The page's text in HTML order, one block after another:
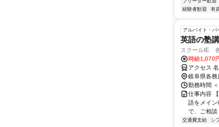
経験者歓迎
有
アルバイト・パ
英語の塾
スクールIE
時給1,070
アクセス
岐阜県各務
勤務時間
仕事内容
語をメイ
で、ご相
交通費支給 シ